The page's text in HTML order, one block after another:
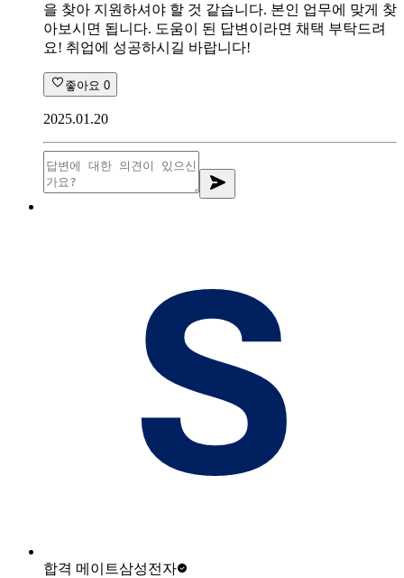
을 찾아 지원하셔야 할 것 같습니다. 본인 업무에 맞게 찾
아보시면 됩니다. 도움이 된 답변이라면 채택 부탁드려
요! 취업에 성공하시길 바랍니다!
좋아요 0
2025.01.20
합격 메이트삼성전자